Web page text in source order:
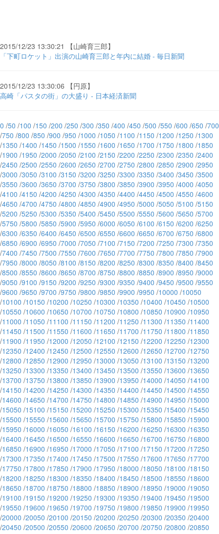
2015/12/23 13:30:21 【山崎育三郎】
「下町ロケット」出演の山崎育三郎と年内に結婚 - 毎日新聞
2015/12/23 13:30:06 【円原】
高崎「パスタの街」の大盛り - 日本経済新聞
0 /50 /100 /150 /200 /250 /300 /350 /400 /450 /500 /550 /600 /650 /700
/750 /800 /850 /900 /950 /1000 /1050 /1100 /1150 /1200 /1250 /1300
/1350 /1400 /1450 /1500 /1550 /1600 /1650 /1700 /1750 /1800 /1850
/1900 /1950 /2000 /2050 /2100 /2150 /2200 /2250 /2300 /2350 /2400
/2450 /2500 /2550 /2600 /2650 /2700 /2750 /2800 /2850 /2900 /2950
/3000 /3050 /3100 /3150 /3200 /3250 /3300 /3350 /3400 /3450 /3500
/3550 /3600 /3650 /3700 /3750 /3800 /3850 /3900 /3950 /4000 /4050
/4100 /4150 /4200 /4250 /4300 /4350 /4400 /4450 /4500 /4550 /4600
/4650 /4700 /4750 /4800 /4850 /4900 /4950 /5000 /5050 /5100 /5150
/5200 /5250 /5300 /5350 /5400 /5450 /5500 /5550 /5600 /5650 /5700
/5750 /5800 /5850 /5900 /5950 /6000 /6050 /6100 /6150 /6200 /6250
/6300 /6350 /6400 /6450 /6500 /6550 /6600 /6650 /6700 /6750 /6800
/6850 /6900 /6950 /7000 /7050 /7100 /7150 /7200 /7250 /7300 /7350
/7400 /7450 /7500 /7550 /7600 /7650 /7700 /7750 /7800 /7850 /7900
/7950 /8000 /8050 /8100 /8150 /8200 /8250 /8300 /8350 /8400 /8450
/8500 /8550 /8600 /8650 /8700 /8750 /8800 /8850 /8900 /8950 /9000
/9050 /9100 /9150 /9200 /9250 /9300 /9350 /9400 /9450 /9500 /9550
/9600 /9650 /9700 /9750 /9800 /9850 /9900 /9950 /10000 /10050
/10100 /10150 /10200 /10250 /10300 /10350 /10400 /10450 /10500
/10550 /10600 /10650 /10700 /10750 /10800 /10850 /10900 /10950
/11000 /11050 /11100 /11150 /11200 /11250 /11300 /11350 /11400
/11450 /11500 /11550 /11600 /11650 /11700 /11750 /11800 /11850
/11900 /11950 /12000 /12050 /12100 /12150 /12200 /12250 /12300
/12350 /12400 /12450 /12500 /12550 /12600 /12650 /12700 /12750
/12800 /12850 /12900 /12950 /13000 /13050 /13100 /13150 /13200
/13250 /13300 /13350 /13400 /13450 /13500 /13550 /13600 /13650
/13700 /13750 /13800 /13850 /13900 /13950 /14000 /14050 /14100
/14150 /14200 /14250 /14300 /14350 /14400 /14450 /14500 /14550
/14600 /14650 /14700 /14750 /14800 /14850 /14900 /14950 /15000
/15050 /15100 /15150 /15200 /15250 /15300 /15350 /15400 /15450
/15500 /15550 /15600 /15650 /15700 /15750 /15800 /15850 /15900
/15950 /16000 /16050 /16100 /16150 /16200 /16250 /16300 /16350
/16400 /16450 /16500 /16550 /16600 /16650 /16700 /16750 /16800
/16850 /16900 /16950 /17000 /17050 /17100 /17150 /17200 /17250
/17300 /17350 /17400 /17450 /17500 /17550 /17600 /17650 /17700
/17750 /17800 /17850 /17900 /17950 /18000 /18050 /18100 /18150
/18200 /18250 /18300 /18350 /18400 /18450 /18500 /18550 /18600
/18650 /18700 /18750 /18800 /18850 /18900 /18950 /19000 /19050
/19100 /19150 /19200 /19250 /19300 /19350 /19400 /19450 /19500
/19550 /19600 /19650 /19700 /19750 /19800 /19850 /19900 /19950
/20000 /20050 /20100 /20150 /20200 /20250 /20300 /20350 /20400
/20450 /20500 /20550 /20600 /20650 /20700 /20750 /20800 /20850